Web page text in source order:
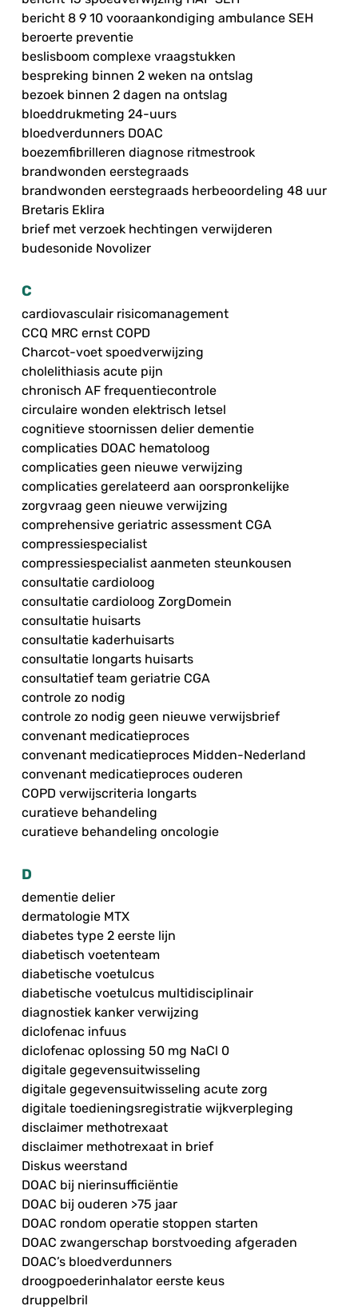
bericht 8 9 10 vooraankondiging ambulance SEH
beroerte preventie
beslisboom complexe vraagstukken
bespreking binnen 2 weken na ontslag
bezoek binnen 2 dagen na ontslag
bloeddrukmeting 24-uurs
bloedverdunners DOAC
boezemfibrilleren diagnose ritmestrook
brandwonden eerstegraads
brandwonden eerstegraads herbeoordeling 48 uur
Bretaris Eklira
brief met verzoek hechtingen verwijderen
budesonide Novolizer
C
cardiovasculair risicomanagement
CCQ MRC ernst COPD
Charcot-voet spoedverwijzing
cholelithiasis acute pijn
chronisch AF frequentiecontrole
circulaire wonden elektrisch letsel
cognitieve stoornissen delier dementie
complicaties DOAC hematoloog
complicaties geen nieuwe verwijzing
complicaties gerelateerd aan oorspronkelijke
zorgvraag geen nieuwe verwijzing
comprehensive geriatric assessment CGA
compressiespecialist
compressiespecialist aanmeten steunkousen
consultatie cardioloog
consultatie cardioloog ZorgDomein
consultatie huisarts
consultatie kaderhuisarts
consultatie longarts huisarts
consultatief team geriatrie CGA
controle zo nodig
controle zo nodig geen nieuwe verwijsbrief
convenant medicatieproces
convenant medicatieproces Midden-Nederland
convenant medicatieproces ouderen
COPD verwijscriteria longarts
curatieve behandeling
curatieve behandeling oncologie
D
dementie delier
dermatologie MTX
diabetes type 2 eerste lijn
diabetisch voetenteam
diabetische voetulcus
diabetische voetulcus multidisciplinair
diagnostiek kanker verwijzing
diclofenac infuus
diclofenac oplossing 50 mg NaCl 0
digitale gegevensuitwisseling
digitale gegevensuitwisseling acute zorg
digitale toedieningsregistratie wijkverpleging
disclaimer methotrexaat
disclaimer methotrexaat in brief
Diskus weerstand
DOAC bij nierinsufficiëntie
DOAC bij ouderen >75 jaar
DOAC rondom operatie stoppen starten
DOAC zwangerschap borstvoeding afgeraden
DOAC’s bloedverdunners
droogpoederinhalator eerste keus
druppelbril